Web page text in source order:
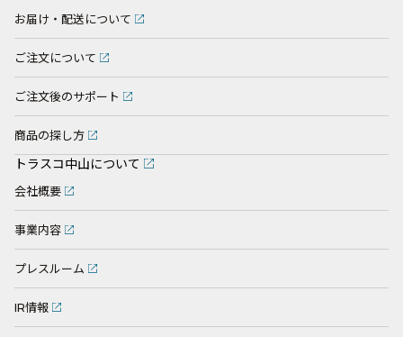
お届け・配送について
ご注文について
ご注文後のサポート
商品の探し方
トラスコ中山について
会社概要
事業内容
プレスルーム
IR情報